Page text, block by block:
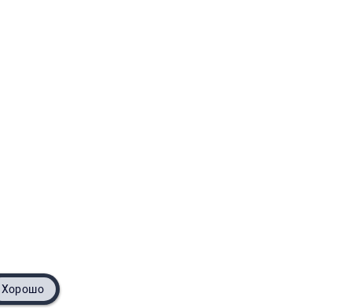
Хорошо